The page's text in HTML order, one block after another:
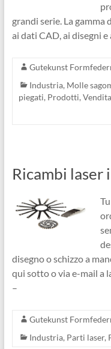
grandi serie. La gamma
ai dati CAD, ai disegni e
Gutekunst
Industria, Molle
piegati, Prodotti, Vendita
Ricambi laser
disegno o schizzo a
qui sotto o via e-mail a
–
Gutekunst
Industria, Parti laser,